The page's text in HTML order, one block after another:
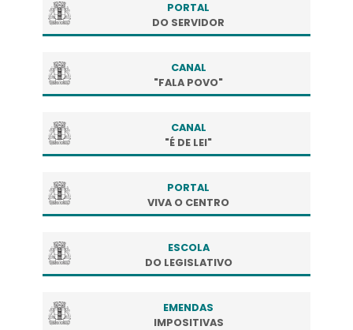
PORTAL
DO SERVIDOR
CANAL
"FALA POVO"
CANAL
"É DE LEI"
PORTAL
VIVA O CENTRO
ESCOLA
DO LEGISLATIVO
EMENDAS
IMPOSITIVAS